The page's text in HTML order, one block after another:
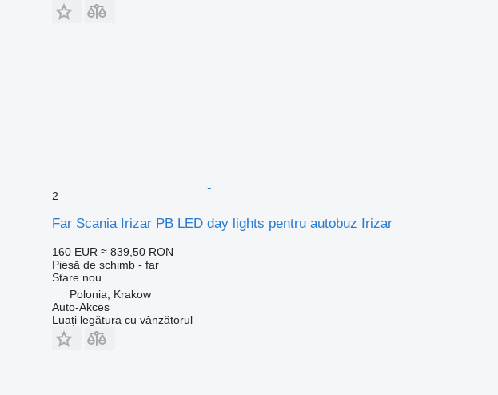
2
Far Scania Irizar PB LED day lights pentru autobuz Irizar
160 EUR ≈ 839,50 RON
Piesă de schimb - far
Starenou
Polonia, Krakow
Auto-Akces
Luați legătura cu vânzătorul